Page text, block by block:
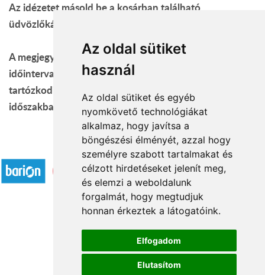
Az oldal sütiket
használ
Az oldal sütiket és egyéb
nyomkövető technológiákat
alkalmaz, hogy javítsa a
böngészési élményét, azzal hogy
személyre szabott tartalmakat és
célzott hirdetéseket jelenít meg,
és elemzi a weboldalunk
forgalmát, hogy megtudjuk
honnan érkeztek a látogatóink.
Elfogadom
Elutasítom
Az idézetet másold be a kosárban található
üdvözlőkártya szövege mezőbe.
A megjegyzés mezőbe a megrendelő lapon add meg az
időintervallumot, mikor a címzett a megadott címen
tartózkodik (pl: 10-14 óra között). Igyekszünk ebben az
időszakban kézbesíteni, de csúszások előfordulhatnak.
Elfogadott fizetési módok
Á.SZ.F.
Impresszum
Adatkezelési tájékoztató